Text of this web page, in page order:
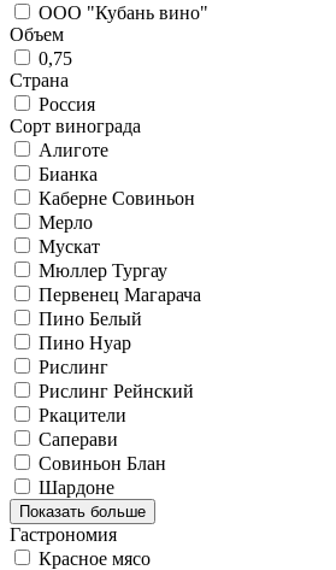
ООО "Кубань вино"
Объем
0,75
Страна
Россия
Сорт винограда
Алиготе
Бианка
Каберне Совиньон
Мерло
Мускат
Мюллер Тургау
Первенец Магарача
Пино Белый
Пино Нуар
Рислинг
Рислинг Рейнский
Ркацители
Саперави
Совиньон Блан
Шардоне
Показать больше
Гастрономия
Красное мясо